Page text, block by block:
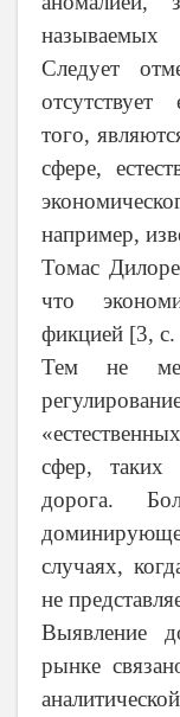
называемых
Следует
того,
сфере,
например,
Томас
что
фикцией [3, c
Тем не
сфер, таких
дорога.
случаях,
не
Выявление
рынке